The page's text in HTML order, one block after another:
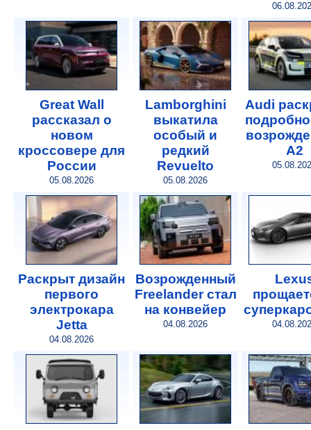
Great Wall
рассказал о
новом
кроссовере для
России
05.08.2026
Lamborghini
выкатила
особый и
редкий
Revuelto
05.08.2026
Audi
A2
Раскрыт дизайн
первого
электрокара
Jetta
04.08.2026
Возрожденный
Freelander стал
на конвейер
04.08.2026